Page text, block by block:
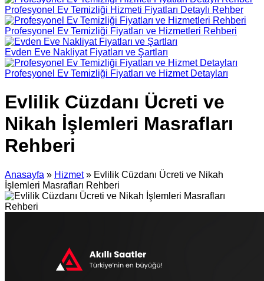
Profesyonel Ev Temizliği Hizmeti Fiyatları Detaylı Rehber
Profesyonel Ev Temizliği Fiyatları ve Hizmetleri Rehberi
Evden Eve Nakliyat Fiyatları ve Şartları
Profesyonel Ev Temizliği Fiyatları ve Hizmet Detayları
Evlilik Cüzdanı Ücreti ve
Nikah İşlemleri Masrafları
Rehberi
Anasayfa » Hizmet » Evlilik Cüzdanı Ücreti ve Nikah
İşlemleri Masrafları Rehberi